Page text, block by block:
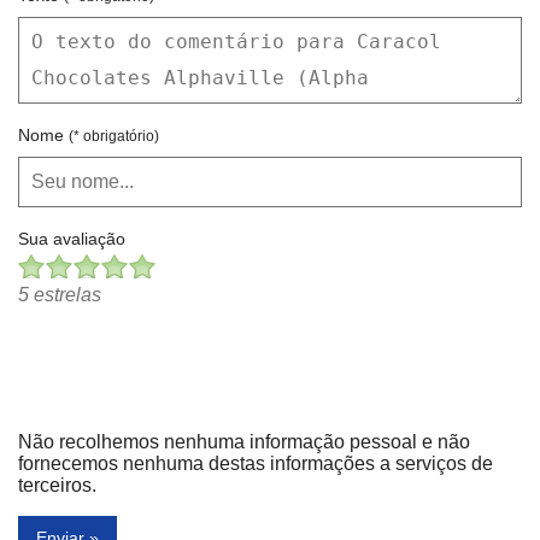
Nome (* obrigatório)
Sua avaliação
5 estrelas
Não recolhemos nenhuma informação pessoal e não
fornecemos nenhuma destas informações a serviços de
terceiros.